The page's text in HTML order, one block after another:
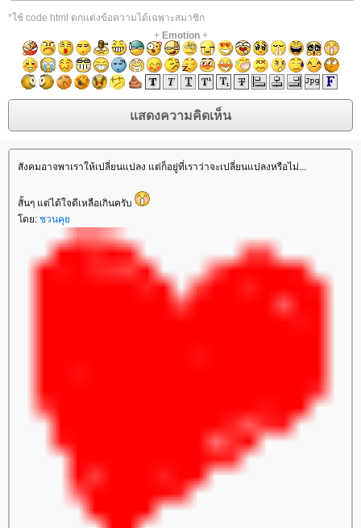
*ใช้ code html ตกแต่งข้อความได้เฉพาะสมาชิก
+ Emotion+
สังคมอาจพาเราให้เปลี่ยนแปลง แต่ก็อยู่ที่เราว่าจะเปลี่ยนแปลงหรือไม่...
สั้นๆ แต่ได้ใจดีเหลือเกินครับ
ดย: ชวนคุ